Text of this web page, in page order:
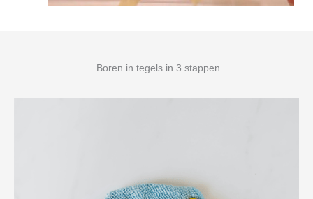
Boren in tegels in 3 stappen